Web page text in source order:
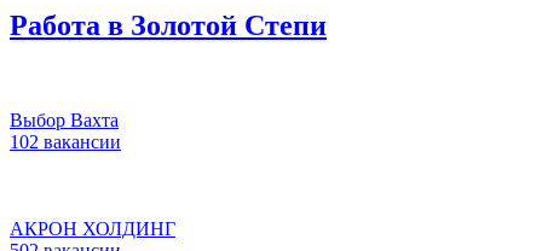
Работа в Золотой Степи
Выбор Вахта
102 вакансии
АКРОН ХОЛДИНГ